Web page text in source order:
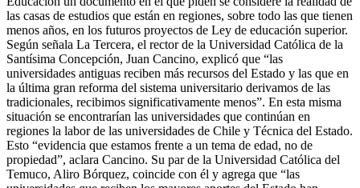
las casas de estudios que están en regiones, sobre todo las que tienen
menos años, en los futuros proyectos de Ley de educación superior.
Según señala La Tercera, el rector de la Universidad Católica de la
Santísima Concepción, Juan Cancino, explicó que “las
universidades antiguas reciben más recursos del Estado y las que en
la última gran reforma del sistema universitario derivamos de las
tradicionales, recibimos significativamente menos”. En esta misma
situación se encontrarían las universidades que continúan en
regiones la labor de las universidades de Chile y Técnica del Estado.
Esto “evidencia que estamos frente a un tema de edad, no de
propiedad”, aclara Cancino. Su par de la Universidad Católica del
Temuco, Aliro Bórquez, coincide con él y agrega que “las